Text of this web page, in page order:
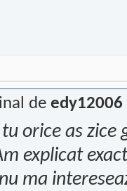
de edy12006
orice as zice
explicat
ma